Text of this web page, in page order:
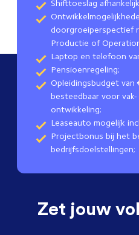
Shifttoeslag
doorgroeiperspectief
Productie of
Laptop en telefoon
Pensioenregeling;
Opleidingsbudget van
besteedbaar voor
ontwikkeling;
Leaseauto mogelijk
Projectbonus bij het
bedrijfsdoelstellingen;
Zet jouw